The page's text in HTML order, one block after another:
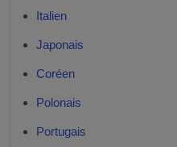
Italien
Japonais
Coréen
Polonais
Portugais